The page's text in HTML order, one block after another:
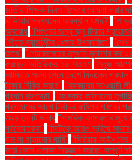
জাতীয় শিক্ষক দিবস হিসেবে ঘোষণা করার
বিডিআর সদস্যদের অবস্থান ধর্মঘট"
অবরোধ "শিশুদের জন্য ফ্লু টিকার
"শীতে ব্যাডমিন্টন খেলার উপকারিতা" "শেখ
তলব" "শেয়ারবাজারে মূলধনি মুনাফার কর
করছেন অতিরিক্ত ১০ শতাংশ "সবুজ
আমিরাত সফর শেষে দেশে ফিরলেন প্রধান
টাকায় বিক্রি করবে" "সরকারের আওয়ামী
প্রধান উপদেষ্টা" "সংস্কার কমিশনের
প্রস্তাবের আগে নির্বাচন কমিশন গঠনের
৩৯৪ কোটি ডলার "সামরিক তৎপরতার মুখে
পর্যবেক্ষকেরা" "সিটিকে আরও ডুবিয়ে
দাম না বাড়ানোর দাবি" "সিরিয়ায় আইএসের
কারা কোন এলাকা নিয়ন্ত্রণ করছে: সম্পূর্ণ